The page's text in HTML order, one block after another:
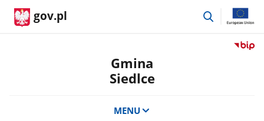
gov.pl
przejdź
Przejdź
Gmina
Siedlce
MENU